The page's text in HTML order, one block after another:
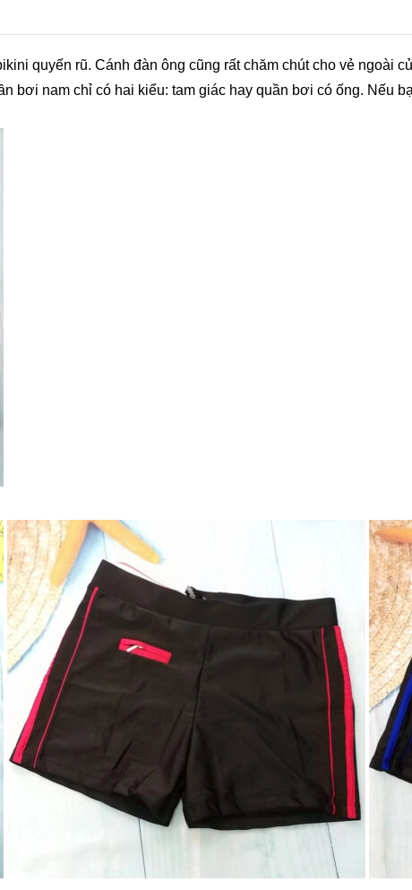
quyến rũ. Cánh đàn ông cũng rất chăm chút cho vẻ ngoài
bơi nam chỉ có hai kiểu: tam giác hay quần bơi có ống. Nếu